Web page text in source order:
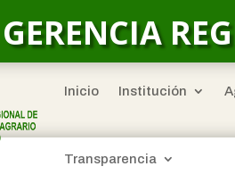
GERENCIA
Inicio Institución
Transparencia